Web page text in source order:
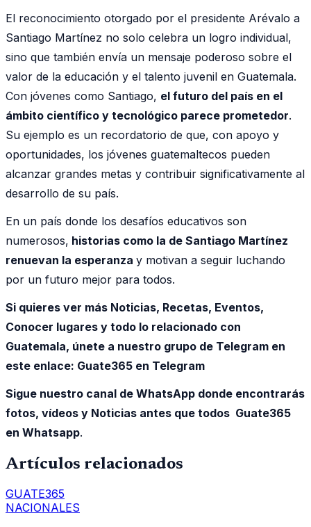
El reconocimiento otorgado por el presidente Arévalo a
Santiago Martínez no solo celebra un logro individual,
sino que también envía un mensaje poderoso sobre el
valor de la educación y el talento juvenil en Guatemala.
Con jóvenes como Santiago, el futuro del país en el
ámbito científico y tecnológico parece prometedor.
Su ejemplo es un recordatorio de que, con apoyo y
oportunidades, los jóvenes guatemaltecos pueden
alcanzar grandes metas y contribuir significativamente al
desarrollo de su país.
En un país donde los desafíos educativos son
numerosos, historias como la de Santiago Martínez
renuevan la esperanza y motivan a seguir luchando
por un futuro mejor para todos.
Si quieres ver más Noticias, Recetas, Eventos,
Conocer lugares y todo lo relacionado con
Guatemala, únete a nuestro grupo de Telegram en
este enlace: Guate365 en Telegram
Sigue nuestro canal de WhatsApp donde encontrarás
fotos, vídeos y Noticias antes que todos Guate365
en Whatsapp.
Artículos relacionados
GUATE365
NACIONALES